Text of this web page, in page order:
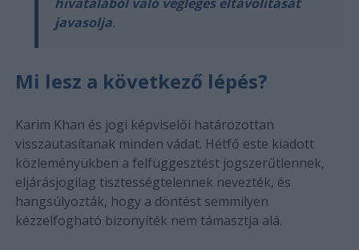
hivatalából való végleges eltávolítását
javasolja.
Mi lesz a következő lépés?
Karim Khan és jogi képviselői határozottan
visszautasítanak minden vádat. Hétfő este kiadott
közleményükben a felfüggesztést jogszerűtlennek,
eljárásjogilag tisztességtelennek nevezték, és
hangsúlyozták, hogy a döntést semmilyen
kézzelfogható bizonyíték nem támasztja alá.